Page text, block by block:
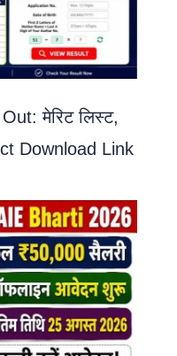
मेरिट लिस्ट,
Download Link